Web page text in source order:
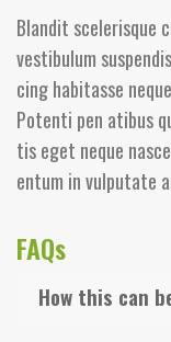
Blandit scelerisque
vestibulum
cing habitasse
Potenti pen atibus
tis eget neque
entum in vulputate
FAQs
How this can